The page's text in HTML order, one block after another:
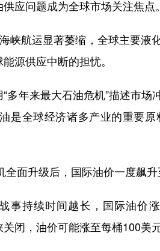
应问题成为全球市场关注焦点。
航运显著萎缩，全球主要液
源供应中断的担忧。
年来最大石油危机”描述市场
是全球经济诸多产业的重要
升级后，国际油价一度飙升
持续时间越长，国际油价涨
闭，油价可能涨至每桶100美元